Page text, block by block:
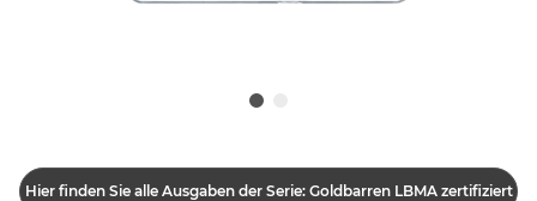
Hier finden Sie alle Ausgaben der Serie: Goldbarren LBMA zertifiziert